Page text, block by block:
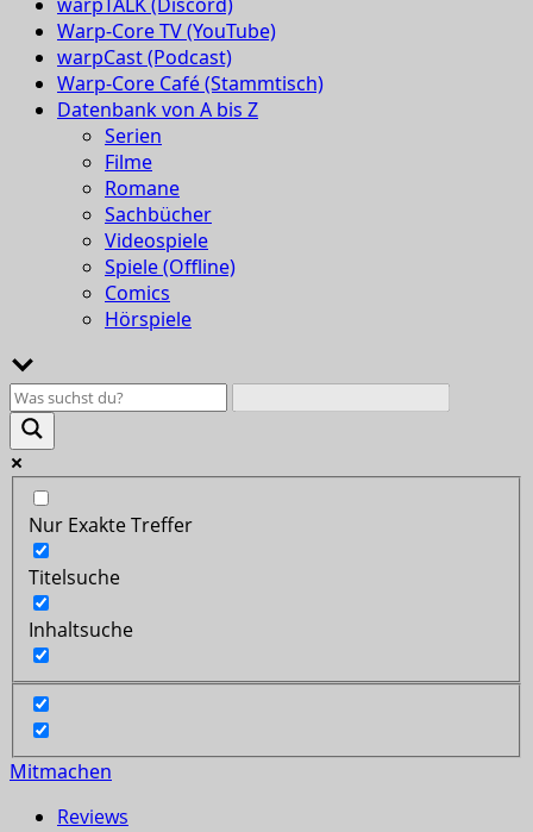
Warp-Core TV (YouTube)
warpCast (Podcast)
Warp-Core Café (Stammtisch)
Datenbank von A bis Z
Serien
Filme
Romane
Sachbücher
Videospiele
Spiele (Offline)
Comics
Hörspiele
Nur Exakte Treffer
Titelsuche
Inhaltsuche
Mitmachen
Reviews